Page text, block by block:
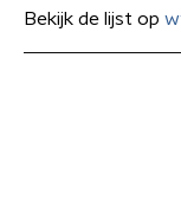
Bekijk de lijst op